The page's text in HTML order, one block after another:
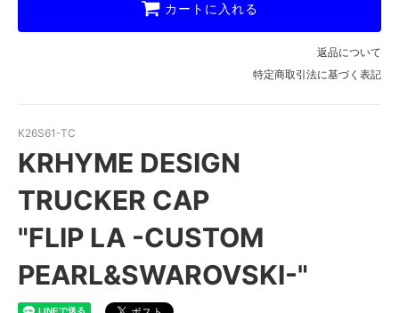
カートに入れる
返品について
特定商取引法に基づく表記
K26S61-TC
KRHYME DESIGN
TRUCKER CAP
"FLIP LA -CUSTOM
PEARL&SWAROVSKI-"